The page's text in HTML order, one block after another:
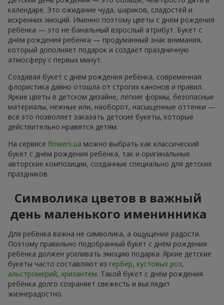
календаре. Это ожидание чуда, шариков, сладостей и
искренних эмоций. Именно поэтому цветы с днём рождения
ребёнка — это не банальный взрослый атрибут. Букет с
днём рождения ребёнка — продуманный знак внимания,
который дополняет подарок и создаёт праздничную
атмосферу с первых минут.
Создавая букет с днём рождения ребёнка, современная
флористика давно отошла от строгих канонов и правил.
Яркие цветы в детском дизайне, лёгкие формы, безопасные
материалы, нежные или, наоборот, насыщенные оттенки —
всё это позволяет заказать детские букеты, которые
действительно нравятся детям.
На сервисе flowers.ua можно выбрать как классический
букет с днём рождения ребёнка, так и оригинальные
авторские композиции, созданные специально для детских
праздников.
Символика цветов в важный
день маленького именинника
Для ребёнка важна не символика, а ощущение радости.
Поэтому правильно подобранный букет с днём рождения
ребёнка должен усиливать эмоцию подарка. Яркие детские
букеты часто составляют из гербер, кустовых роз,
альстромерий, хризантем. Такой букет с днём рождения
ребёнка долго сохраняет свежесть и выглядит
жизнерадостно.